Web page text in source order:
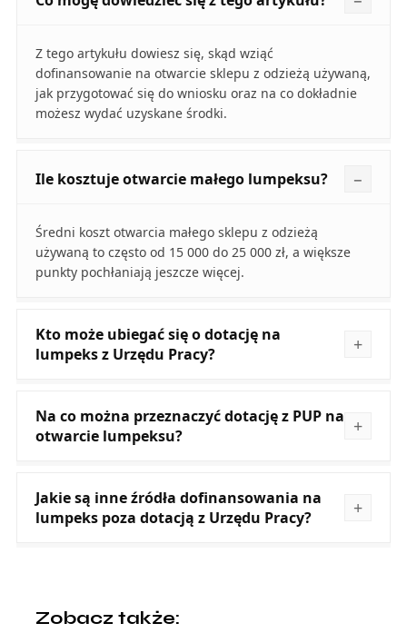
Z tego artykułu dowiesz się, skąd wziąć
dofinansowanie na otwarcie sklepu z odzieżą używaną,
jak przygotować się do wniosku oraz na co dokładnie
możesz wydać uzyskane środki.
Ile kosztuje otwarcie małego lumpeksu?
Średni koszt otwarcia małego sklepu z odzieżą
używaną to często od 15 000 do 25 000 zł, a większe
punkty pochłaniają jeszcze więcej.
Kto może ubiegać się o dotację na
lumpeks z Urzędu Pracy?
Na co można przeznaczyć dotację z PUP na
otwarcie lumpeksu?
Jakie są inne źródła dofinansowania na
lumpeks poza dotacją z Urzędu Pracy?
Zobacz także: